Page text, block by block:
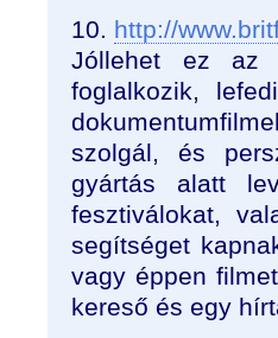
10. http://
Jóllehet ez az
foglalkozik,
szolgál, és
gyártás alatt
fesztiválokat,
segítséget
vagy éppen
kereső és egy